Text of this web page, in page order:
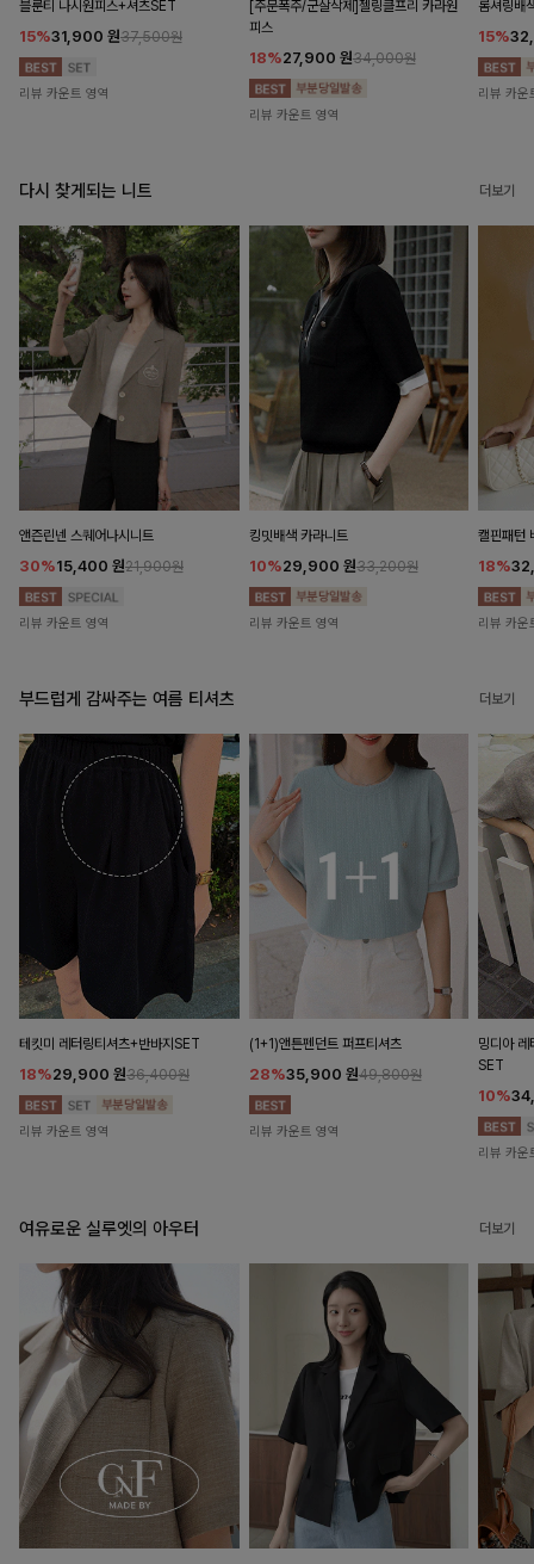
블룬티 나시원피스+셔츠SET
15%31,900 원37,500원
리뷰 카운트 영역
[주문폭주/군살삭제]젤링클프리 카라원
피스
18%27,900 원34,000원
리뷰 카운트 영역
롬셔링배
15%
리뷰 카운
다시 찾게되는 니트 더보기
앤즌린넨 스퀘어나시니트
30%15,400 원21,900원
리뷰 카운트 영역
킹밋배색 카라니트
10%29,900 원33,200원
리뷰 카운트 영역
캘핀패턴
18%
리뷰 카운
부드럽게 감싸주는 여름 티셔츠 더보기
테킷미 레터링티셔츠+반바지SET
18%29,900 원36,400원
리뷰 카운트 영역
(1+1)앤튼펜던트 퍼프티셔츠
28%35,900 원49,800원
리뷰 카운트 영역
밍디아 레
SET
10%
리뷰 카운
여유로운 실루엣의 아우터 더보기